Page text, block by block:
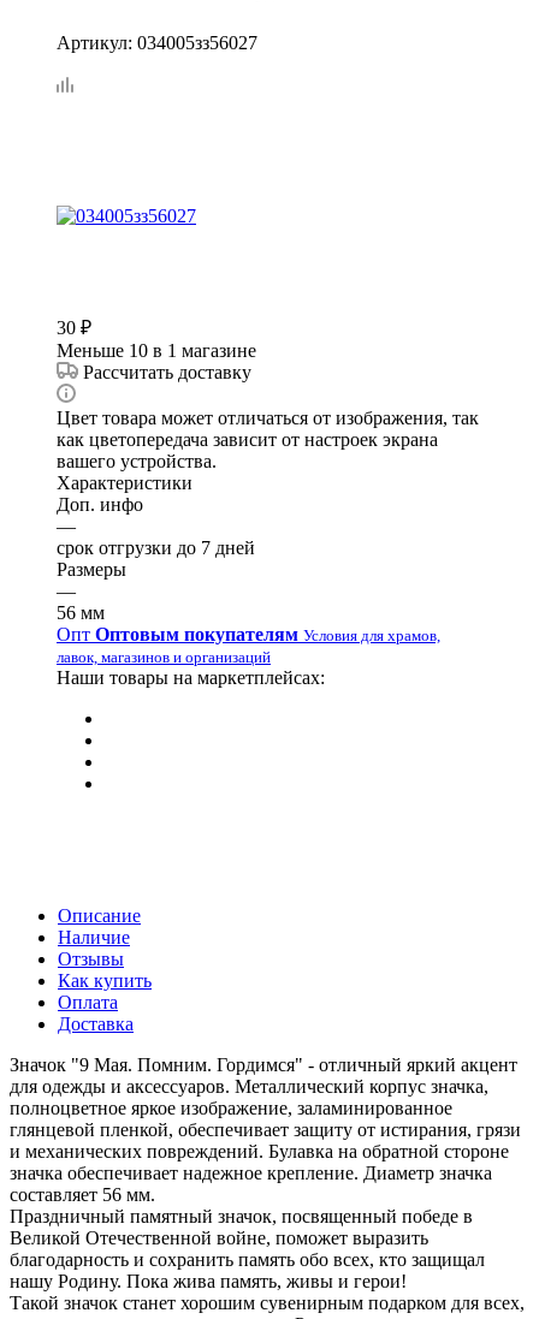
Артикул: 034005зз56027
30 ₽
Меньше 10 в 1 магазине
Рассчитать доставку
Цвет товара может отличаться от изображения, так
как цветопередача зависит от настроек экрана
вашего устройства.
Характеристики
Доп. инфо
—
срок отгрузки до 7 дней
Размеры
—
56 мм
Опт Оптовым покупателям Условия для храмов,
лавок, магазинов и организаций
Наши товары на маркетплейсах:
Описание
Наличие
Отзывы
Как купить
Оплата
Доставка
Значок "9 Мая. Помним. Гордимся" - отличный яркий акцент
для одежды и аксессуаров. Металлический корпус значка,
полноцветное яркое изображение, заламинированное
глянцевой пленкой, обеспечивает защиту от истирания, грязи
и механических повреждений. Булавка на обратной стороне
значка обеспечивает надежное крепление. Диаметр значка
составляет 56 мм.
Праздничный памятный значок, посвященный победе в
Великой Отечественной войне, поможет выразить
благодарность и сохранить память обо всех, кто защищал
нашу Родину. Пока жива память, живы и герои!
Такой значок станет хорошим сувенирным подарком для всех,